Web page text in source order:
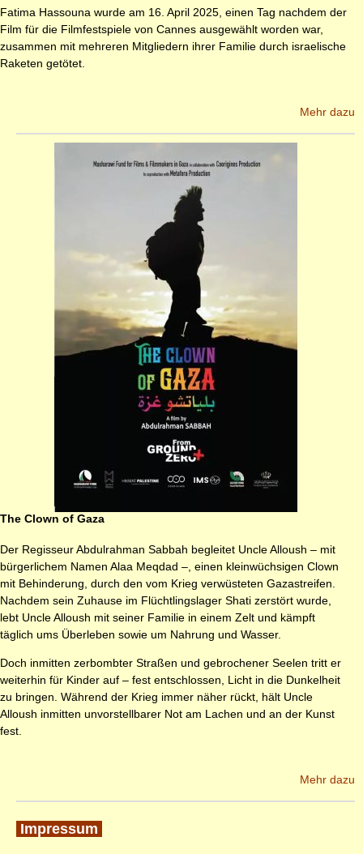
Fatima Hassouna wurde am 16. April 2025, einen Tag nachdem der
Film für die Filmfestspiele von Cannes ausgewählt worden war,
zusammen mit mehreren Mitgliedern ihrer Familie durch israelische
Raketen getötet.
Mehr dazu
The Clown of Gaza
Der Regisseur Abdulrahman Sabbah begleitet Uncle Alloush – mit
bürgerlichem Namen Alaa Meqdad –, einen kleinwüchsigen Clown
mit Behinderung, durch den vom Krieg verwüsteten Gazastreifen.
Nachdem sein Zuhause im Flüchtlingslager Shati zerstört wurde,
lebt Uncle Alloush mit seiner Familie in einem Zelt und kämpft
täglich ums Überleben sowie um Nahrung und Wasser.
Doch inmitten zerbombter Straßen und gebrochener Seelen tritt er
weiterhin für Kinder auf – fest entschlossen, Licht in die Dunkelheit
zu bringen. Während der Krieg immer näher rückt, hält Uncle
Alloush inmitten unvorstellbarer Not am Lachen und an der Kunst
fest.
Mehr dazu
Impressum